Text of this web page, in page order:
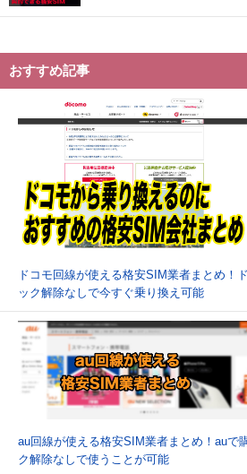
おすすめ記事
ドコモ回線が使える格安SIM業者まとめ！
ック解除なしで今すぐ乗り換え可能
au回線が使える格安SIM業者まとめ！auで
ク解除なしで使うことが可能